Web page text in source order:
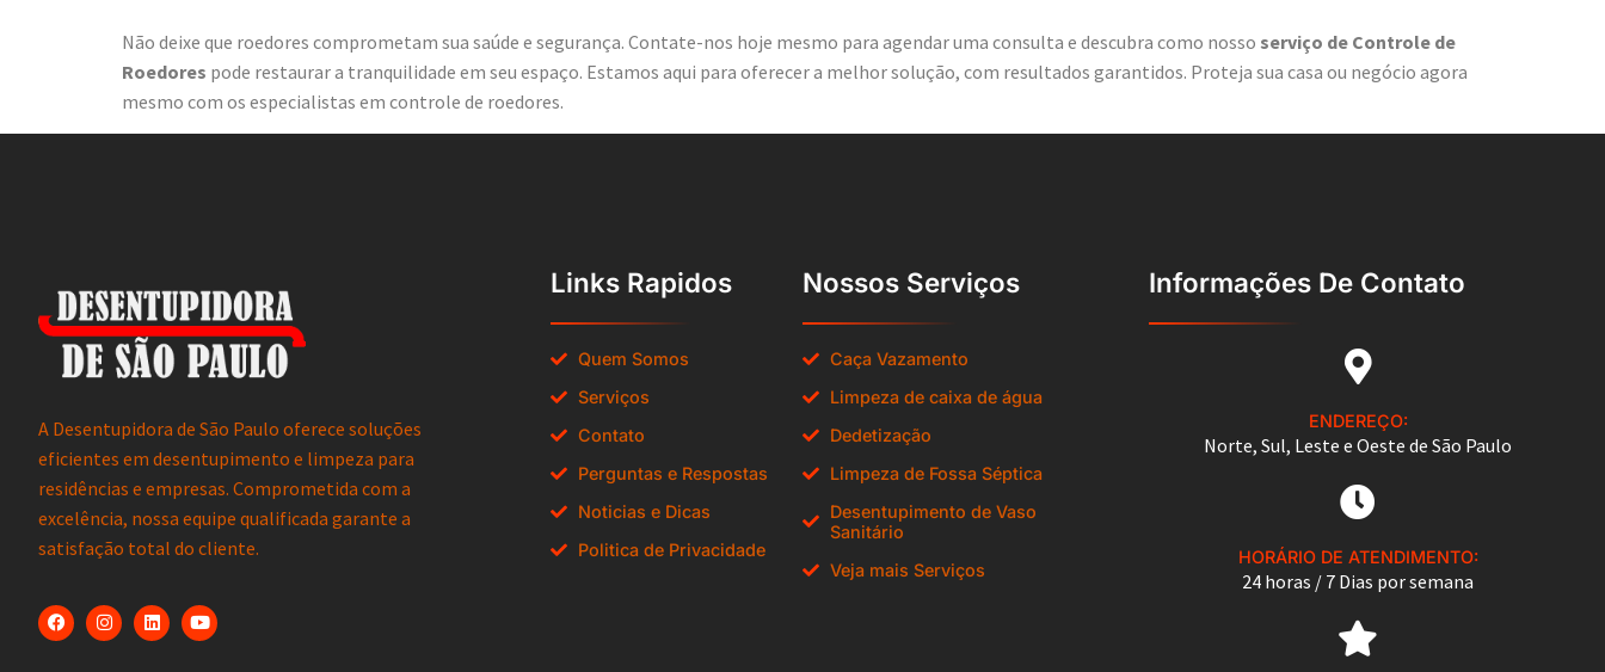
Não deixe que roedores comprometam sua saúde e segurança. Contate-nos hoje mesmo para agendar uma consulta e descubra como nosso serviço de Controle de
Roedores pode restaurar a tranquilidade em seu espaço. Estamos aqui para oferecer a melhor solução, com resultados garantidos. Proteja sua casa ou negócio agora
mesmo com os especialistas em controle de roedores.
A Desentupidora de São Paulo oferece soluções
eficientes em desentupimento e limpeza para
residências e empresas. Comprometida com a
excelência, nossa equipe qualificada garante a
satisfação total do cliente.
Links Rapidos
Quem Somos
Serviços
Contato
Perguntas e Respostas
Noticias e Dicas
Politica de Privacidade
Nossos Serviços
Caça Vazamento
Limpeza de caixa de água
Dedetização
Limpeza de Fossa Séptica
Desentupimento de Vaso
Sanitário
Veja mais Serviços
Informações De Contato
ENDEREÇO:
Norte, Sul, Leste e Oeste de São Paulo
HORÁRIO DE ATENDIMENTO:
24 horas / 7 Dias por semana